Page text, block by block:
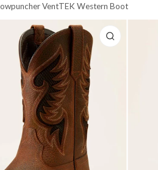
VentTEK Western Boot